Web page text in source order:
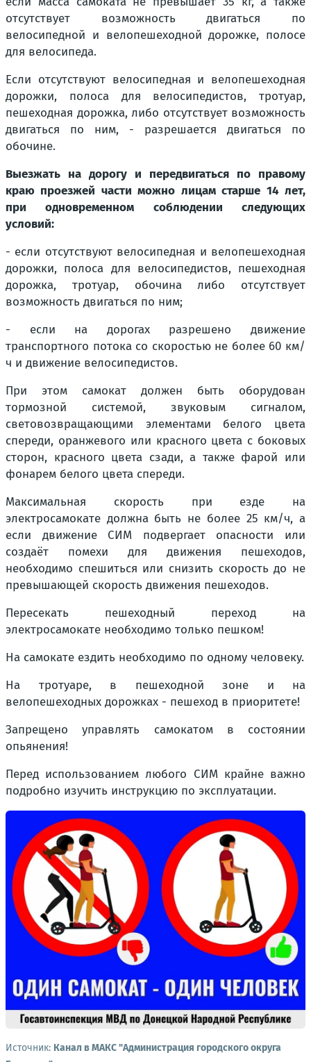
отсутствует возможность двигаться по
велосипедной и велопешеходной дорожке, полосе
для велосипеда.
Если отсутствуют велосипедная и велопешеходная
дорожки, полоса для велосипедистов, тротуар,
пешеходная дорожка, либо отсутствует возможность
двигаться по ним, - разрешается двигаться по
обочине.
Выезжать на дорогу и передвигаться по правому
краю проезжей части можно лицам старше 14 лет,
при одновременном соблюдении следующих
условий:
- если отсутствуют велосипедная и велопешеходная
дорожки, полоса для велосипедистов, пешеходная
дорожка, тротуар, обочина либо отсутствует
возможность двигаться по ним;
- если на дорогах разрешено движение
транспортного потока со скоростью не более 60 км/
ч и движение велосипедистов.
При этом самокат должен быть оборудован
тормозной системой, звуковым сигналом,
световозвращающими элементами белого цвета
спереди, оранжевого или красного цвета с боковых
сторон, красного цвета сзади, а также фарой или
фонарем белого цвета спереди.
Максимальная скорость при езде на
электросамокате должна быть не более 25 км/ч, а
если движение СИМ подвергает опасности или
создаёт помехи для движения пешеходов,
необходимо спешиться или снизить скорость до не
превышающей скорость движения пешеходов.
Пересекать пешеходный переход на
электросамокате необходимо только пешком!
На самокате ездить необходимо по одному человеку.
На тротуаре, в пешеходной зоне и на
велопешеходных дорожках - пешеход в приоритете!
Запрещено управлять самокатом в состоянии
опьянения!
Перед использованием любого СИМ крайне важно
подробно изучить инструкцию по эксплуатации.
Источник: Канал в МАКС "Администрация городского округа